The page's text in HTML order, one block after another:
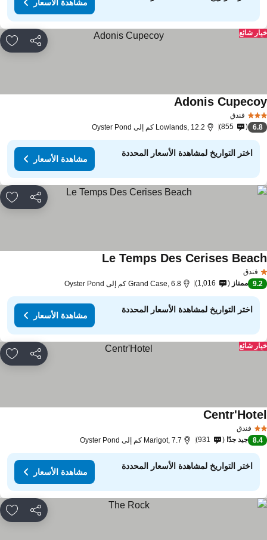
مشاهدة الأسعار
مشاركة
شائع
فندق
Adonis
6.8
855 Lowlands, 12.2 كم إلى Oyster Pond
اختر التواريخ لمشاهدة الأسعار المحددة
مشاهدة الأسعار
مشاركة
فندق
Le Temps Des Cerises
9.2 ممتاز 1,016 Grand Case, 6.8 كم إلى Oyster Pond
اختر التواريخ لمشاهدة الأسعار المحددة
مشاهدة الأسعار
مشاركة
شائع
فندق
8.4 جيد جدًا 931 Marigot, 7.7 كم إلى Oyster Pond
اختر التواريخ لمشاهدة الأسعار المحددة
مشاهدة الأسعار
مشاركة